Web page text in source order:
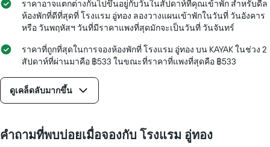
แกน
แสดง
ของ
สัปดาห์
แกน
Y
แกน
แแส
ราคาอาจแตกต่างกันไปขึ้นอยู่กับวันในสัปดาห์ที่คุณเข้าพัก สำหรับดีล
ห้องพักที่ดีที่สุดที่ โรงแรม อู่ทอง ลองวางแผนเข้าพักในวันที่ วันอังคาร
หรือ วันพฤหัสฯ วันที่มีราคาแพงที่สุดมักจะเป็นวันที่ วันจันทร์
ราคาที่ถูกที่สุดในการจองห้องพักที่ โรงแรม อู่ทอง บน KAYAK ในช่วง 2
สัปดาห์ที่ผ่านมาคือ ฿533 ในขณะที่ราคาที่แพงที่สุดคือ ฿533
ดูเคล็ดลับมากขึ้น
คำถามที่พบบ่อยเมื่อจองกับ โรงแรม อู่ทอง